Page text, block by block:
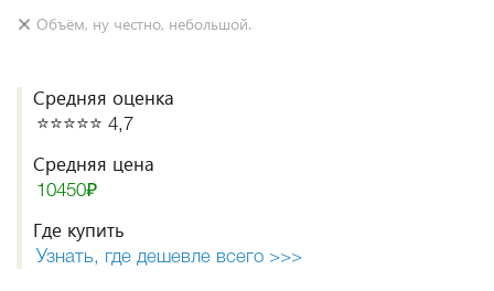
Объём, ну честно, небольшой.
Средняя оценка
⭐️⭐️⭐️⭐️⭐️ 4,7
Средняя цена
10450₽
Где купить
Узнать, где дешевле всего >>>